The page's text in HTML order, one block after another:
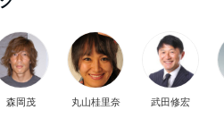
森岡茂 丸山桂里奈 武田修宏